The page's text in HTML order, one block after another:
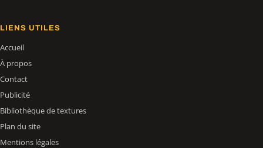
LIENS UTILES
Accueil
À propos
Contact
Publicité
Bibliothèque de textures
Plan du site
Mentions légales